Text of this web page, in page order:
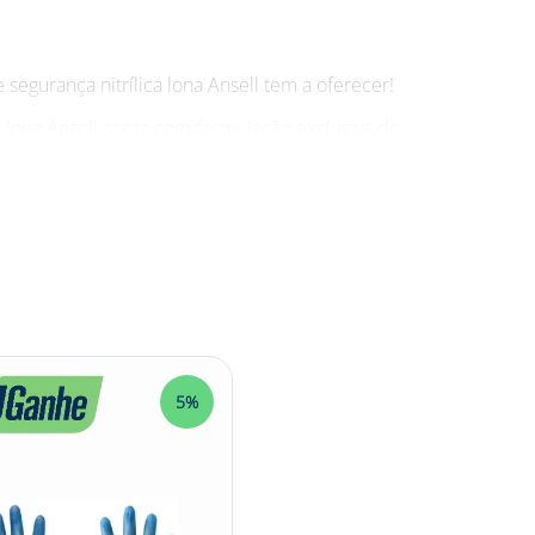
nitrílica lona Ansell tem a oferecer!
fornece uma boa barreira contra óleos e
5%